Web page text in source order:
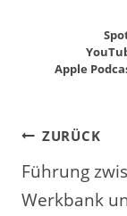
Apple
ZURÜCK
Führung
Werkbank